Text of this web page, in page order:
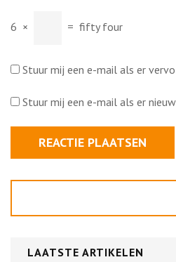
6 × = fifty four
Stuur mij een e-mail als er
Stuur mij een e-mail als er
LAATSTE ARTIKELEN